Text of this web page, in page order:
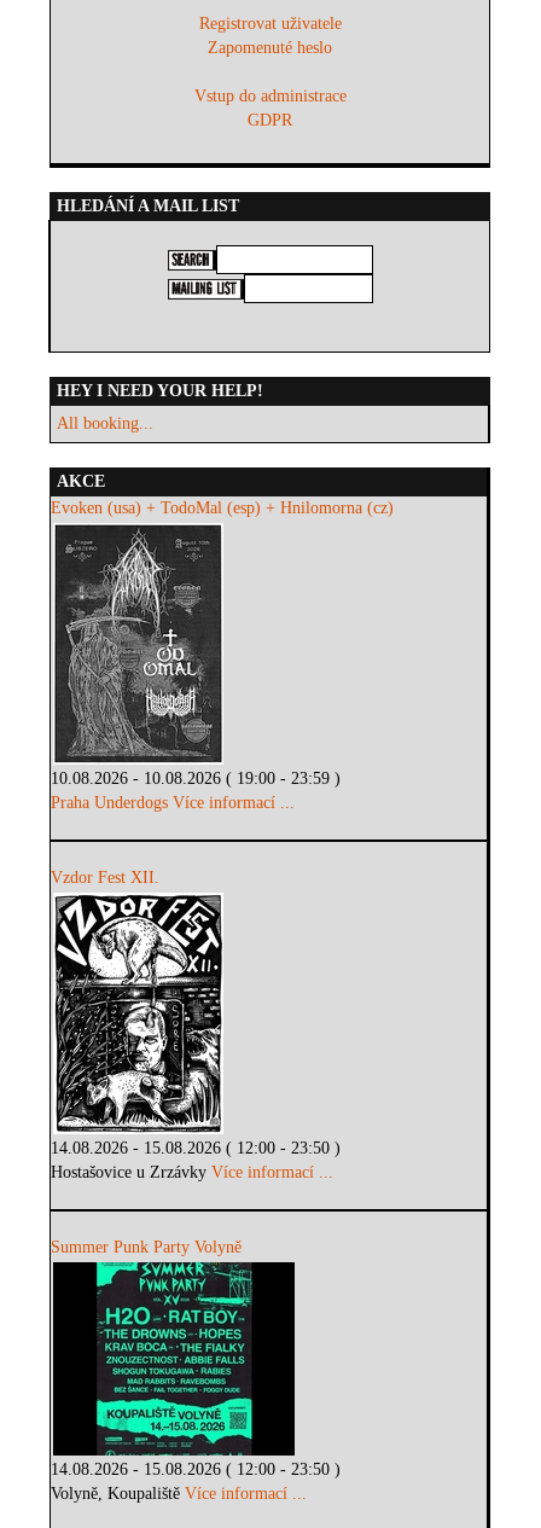
Registrovat uživatele
Zapomenuté heslo
Vstup do administrace
GDPR
HLEDÁNÍ A MAIL LIST
HEY I NEED YOUR HELP!
All booking...
AKCE
Evoken (usa) + TodoMal (esp) + Hnilomorna (cz)
10.08.2026 - 10.08.2026 ( 19:00 - 23:59 )
Praha Underdogs Více informací ...
Vzdor Fest XII.
14.08.2026 - 15.08.2026 ( 12:00 - 23:50 )
Hostašovice u ZrzávkyVíce informací ...
Summer Punk Party Volyně
14.08.2026 - 15.08.2026 ( 12:00 - 23:50 )
Volyně, KoupalištěVíce informací ...